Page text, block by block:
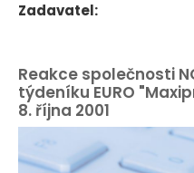
Zadavatel:
Reakce společnosti
týdeníku EURO
8. října 2001